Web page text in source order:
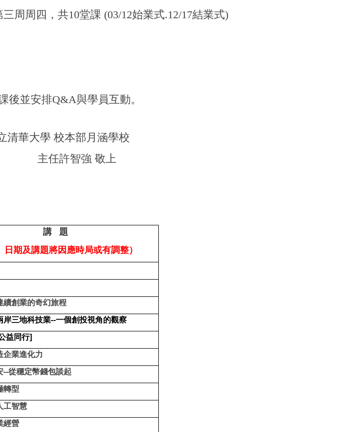
周周四，共10堂課 (03/12始業式.12/17結業式)
後並安排Q&A與學員互動。
清華大學 校本部月涵學校
主任許智強 敬上
講 題
日期及講題將因應時局或有調整）
續創業的奇幻旅程
岸三地科技業--一個創投視角的觀察
益同行]
企業進化力
--從穩定幣錢包談起
轉型
工智慧
經營